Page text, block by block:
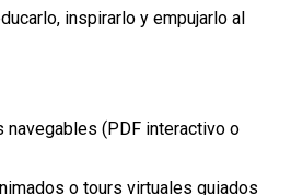
inspirarlo y empujarlo al
navegables (PDF interactivo o
o tours virtuales guiados